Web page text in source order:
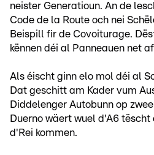
neister Generatioun. An de
Code de la Route och nei
Beispill fir de Covoiturage.
kënnen déi al Panneauen net
Als éischt ginn elo mol déi al
Dat geschitt am Kader vum
Diddelenger Autobunn op
Duerno wäert wuel d'A6
d'Rei kommen.